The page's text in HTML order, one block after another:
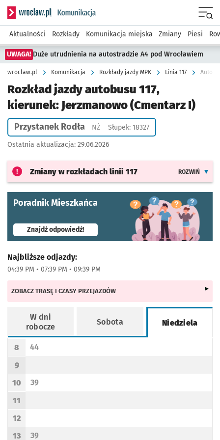
Serwis informacyjny wroclaw.pl podserwis: Komunikacja
Aktualności Rozkłady Komunikacja miejska Zmiany Piesi
UWAGA! Duże utrudnienia na autostradzie A4 pod Wrocławiem
wroclaw.pl Komunikacja Rozkłady jazdy MPK Linia 117
Rozkład jazdy autobusu 117,
kierunek: Jerzmanowo (Cmentarz I)
Przystanek Rodła NŻPrzystanek na życzenie
Słupek: 18327
Ostatnia aktualizacja: 29.06.2026
Zmiany w rozkładach linii 117 ROZWIŃ
Poradnik Mieszkańca
Znajdź odpowiedź!- otworzy się w nowej karcie
Najbliższe odjazdy:
04:39 PM • 07:39 PM • 09:39 PM
ZOBACZ TRASĘ I CZASY PRZEJAZDÓW
W dni
robocze
Sobota Niedziela
Rozkład jazdy -
Godzina odjazdu
8
Odjazd
44
minut po godzinie 8
Godzina odjazdu
9
Godzina odjazdu
10
Odjazd
39
minut po godzinie 10
Godzina odjazdu
11
Godzina odjazdu
12
13 39